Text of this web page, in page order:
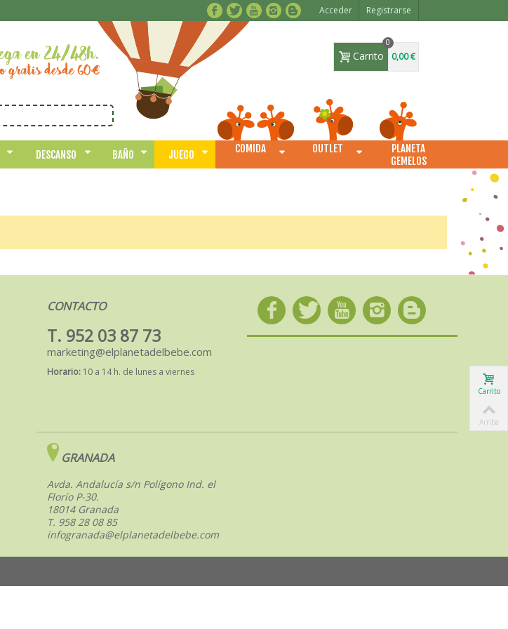
Acceder Registrarse
Carrito
0
0,00 €
DESCANSO BAÑO JUEGO COMIDA OUTLET
PLANETA
GEMELOS
CONTACTO
T. 952 03 87 73
marketing@elplanetadelbebe.com
Horario: 10 a 14 h. de lunes a viernes
GRANADA
Avda. Andalucía s/n Polígono Ind. el
Florío P-30.
18014 Granada
T. 958 28 08 85
infogranada@elplanetadelbebe.com
Carrito
Arriba